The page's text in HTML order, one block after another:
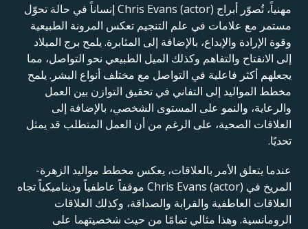
مهنياً، تُصوّر أبراج Chris Evans (actor) إنساناً في حالة تحوّل
مستمر مع علامات في علم التنجيم تعكس المرونة الطبيعية
وقوة الإرادة والإبداع، بالإضافة إلى المثابرة. يلمح برج الميلاد
إلى الانفتاح والتفاهم وكذلك الميل الطبيعي نحو التواصل، مما
يجعلهم أكثر فاعلية في التواصل مع مختلف أنواع البشر. يلمح
مخطط المواليد إلى التفاني في تحقيق التوازن بين العمل
والرعاية، والنمو على المستوى الشخصي، بالإضافة إلى
العلاقات الصحية، على الرغم من أن العمل المتطلب قد يمثل
تحديًا.
عندما يتعلق الأمر بالعلاقات، يعكس مخطط مواليد الزهرة-
المريخ في Chris Evans (actor) موقفاً عاطفياً وديناميكياً تجاه
العلاقات العاطفية والقرابة والصداقة، وكذلك العلاقات
الرومانسية. وهذا مثالي تمامًا من حيث شخصيتهما على